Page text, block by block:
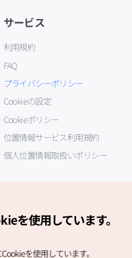
サービス
利用規約
FAQ
プライバシーポリシー
Cookieの設定
Cookieポリシー
位置情報サービス利用規約
個人位置情報取扱いポリシー
を使用しています。
を使用しています。